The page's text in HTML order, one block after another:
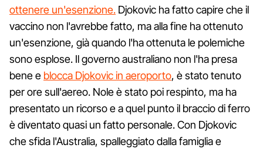
ottenere un'esenzione. Djokovic ha fatto capire che il
vaccino non l'avrebbe fatto, ma alla fine ha ottenuto
un'esenzione, già quando l'ha ottenuta le polemiche
sono esplose. Il governo australiano non l'ha presa
bene e blocca Djokovic in aeroporto, è stato tenuto
per ore sull'aereo. Nole è stato poi respinto, ma ha
presentato un ricorso e a quel punto il braccio di ferro
è diventato quasi un fatto personale. Con Djokovic
che sfida l'Australia, spalleggiato dalla famiglia e